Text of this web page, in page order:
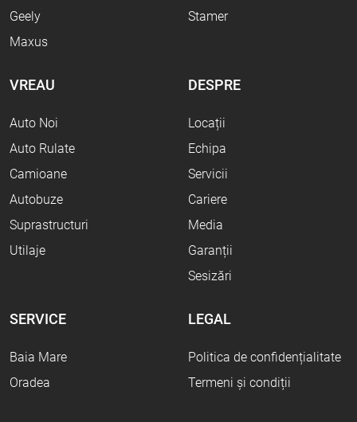
Geely
Maxus
Stamer
VREAU
Auto Noi
Auto Rulate
Camioane
Autobuze
Suprastructuri
Utilaje
DESPRE
Locații
Echipa
Servicii
Cariere
Media
Garanții
Sesizări
SERVICE
Baia Mare
Oradea
LEGAL
Politica de confidențialitate
Termeni și condiții